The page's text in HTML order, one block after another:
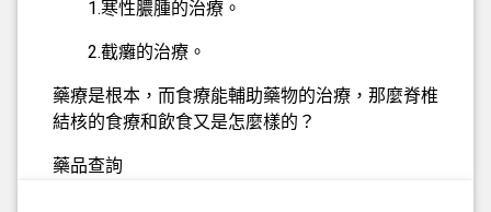
1.寒性膿腫的治療。
2.截癱的治療。
藥療是根本，而食療能輔助藥物的治療，那麼脊椎
結核的食療和飲食又是怎麼樣的？
藥品查詢